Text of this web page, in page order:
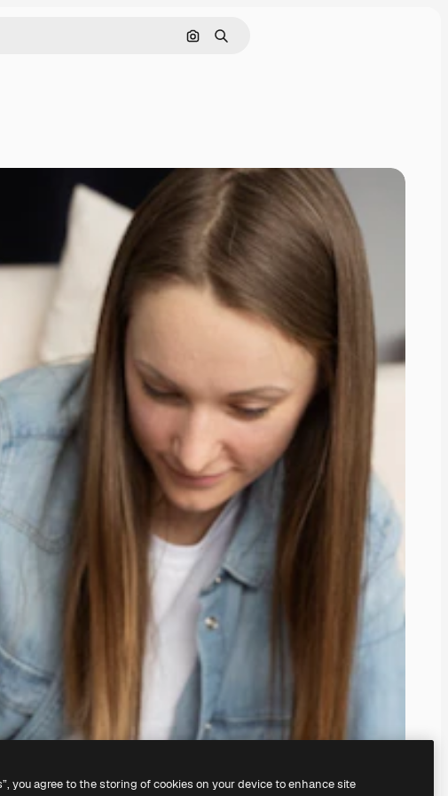
Cerca per immagine
Ricerca
you agree to the storing of cookies on your device to enhance site